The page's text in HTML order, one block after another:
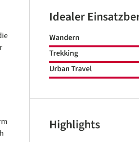
Idealer
Wandern
Trekking
Urban Travel
Highlights